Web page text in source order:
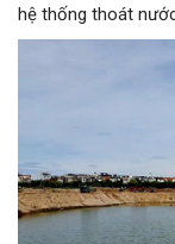
hệ thống thoát